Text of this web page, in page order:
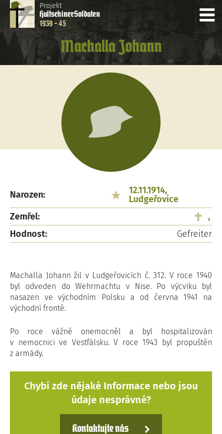
Projekt
HultschinerSoldaten
1939 - 45
Machalla Johann
Narozen:
12.11.1914,
Ludgeřovice
Zemřel:
,
Hodnost:
Gefreiter
Machalla Johann žil v Ludgeřovicích č. 312. V roce 1940
byl odveden do Wehrmachtu v Nise. Po výcviku byl
nasazen ve východním Polsku a od června 1941 na
východní frontě.
Po roce vážně onemocněl a byl hospitalizován
v nemocnici ve Vestfálsku. V roce 1943 byl propuštěn
z armády.
Chybí zde nějaké Informace nebo jsou
údaje nesprávné?
Kontaktujte nás